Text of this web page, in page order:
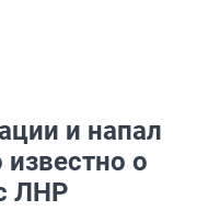
и напал
о
ЛНР